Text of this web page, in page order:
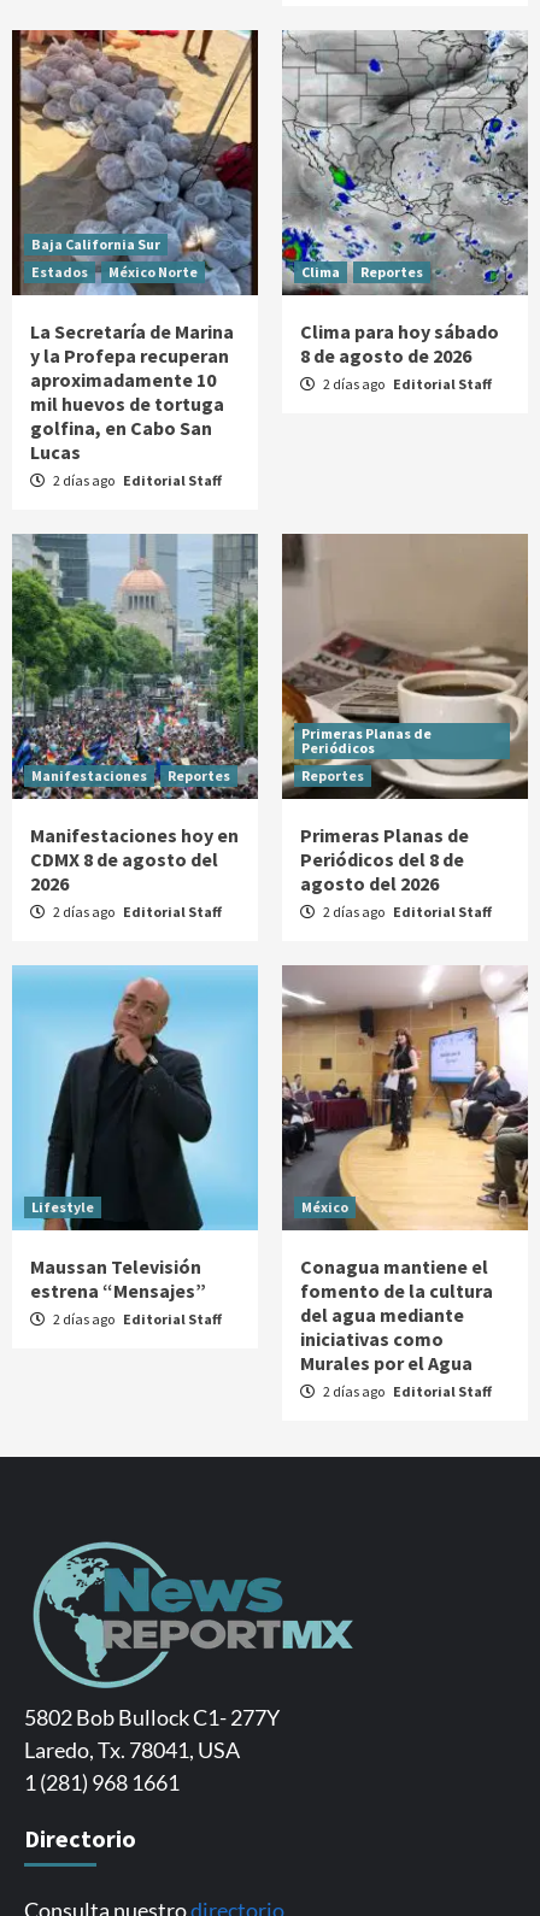
Baja California Sur
Estados
México Norte
La Secretaría de Marina
y la Profepa recuperan
aproximadamente 10
mil huevos de tortuga
golfina, en Cabo San
Lucas
2 días ago Editorial Staff
Clima Reportes
Clima para hoy sábado
8 de agosto de 2026
2 días ago Editorial Staff
Manifestaciones Reportes
Manifestaciones hoy en
CDMX 8 de agosto del
2026
2 días ago Editorial Staff
Primeras Planas de
Periódicos
Reportes
Primeras Planas de
Periódicos del 8 de
agosto del 2026
2 días ago Editorial Staff
Lifestyle
Maussan Televisión
estrena “Mensajes”
2 días ago Editorial Staff
México
Conagua mantiene el
fomento de la cultura
del agua mediante
iniciativas como
Murales por el Agua
2 días ago Editorial Staff
5802 Bob Bullock C1- 277Y
Laredo, Tx. 78041, USA
1 (281) 968 1661
Directorio
Consulta nuestrodirectorio